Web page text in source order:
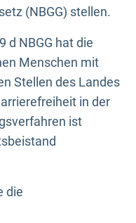
(NBGG) stellen.
d NBGG hat die
Menschen mit
Stellen des Landes
in der
ist
die